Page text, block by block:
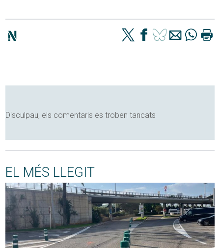
Disculpau, els comentaris es troben tancats
EL MÉS LLEGIT